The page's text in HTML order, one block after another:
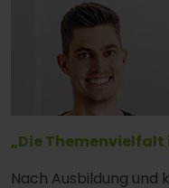
„Die
Nach Ausbildung und